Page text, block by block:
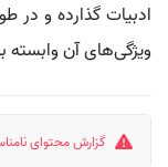
ادبیات گذارده و در
ویژگی‌های آن وابسته
گزارش محتوای